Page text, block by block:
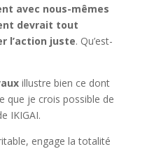
avec nous-mêmes
devrait tout
l’action juste. Qu’est-
illustre bien ce dont
que je crois possible de
IKIGAI.
engage la totalité